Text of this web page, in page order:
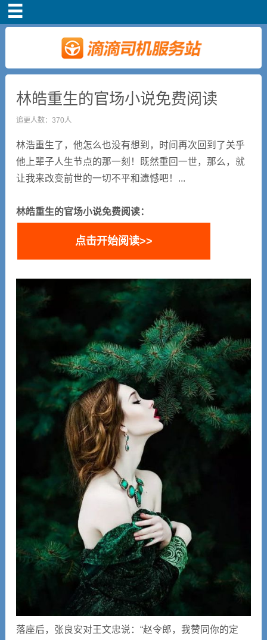
司机注册
新手指导
奖励政策
滴滴车主司机端下
载
小说短剧
林皓重生的官场小说免费阅读
追更人数：370人
林浩重生了，他怎么也没有想到，时间再次回到了关乎
他上辈子人生节点的那一刻！既然重回一世，那么，就
让我来改变前世的一切不平和遗憾吧！...
林皓重生的官场小说免费阅读：
点击开始阅读>>
落座后，张良安对王文忠说：“赵令郎，我赞同你的定